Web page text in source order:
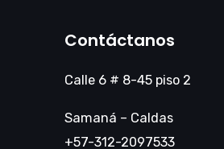
Contáctanos
Calle 6 # 8-45 piso 2
Samaná – Caldas
+57-312-2097533